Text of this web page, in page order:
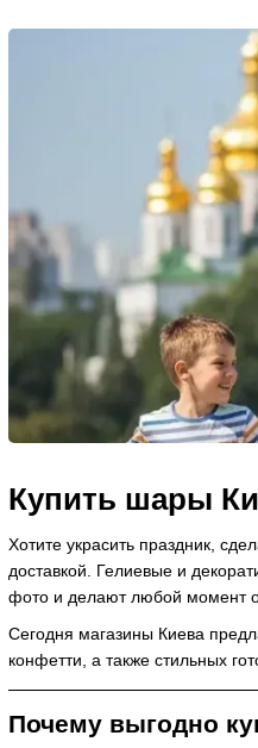
Купить шары
Хотите украсить праздник,
доставкой. Гелиевые и
фото и делают любой момент
Сегодня магазины Киева
конфетти, а также стильных
Почему выгодно